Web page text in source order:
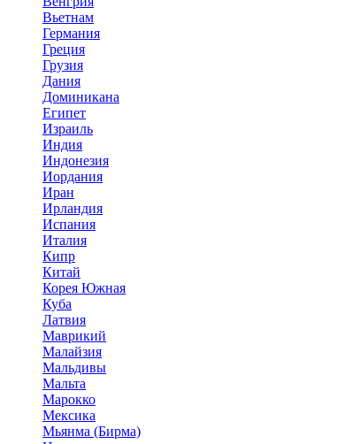
Вьетнам
Германия
Греция
Грузия
Дания
Доминикана
Египет
Израиль
Индия
Индонезия
Иордания
Иран
Ирландия
Испания
Италия
Кипр
Китай
Корея Южная
Куба
Латвия
Маврикий
Малайзия
Мальдивы
Мальта
Марокко
Мексика
Мьянма (Бирма)